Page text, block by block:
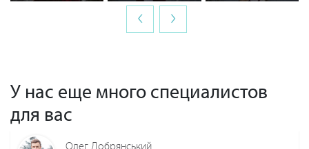
‹ ›
У нас еще много специалистов
для вас
Олег Добрянський